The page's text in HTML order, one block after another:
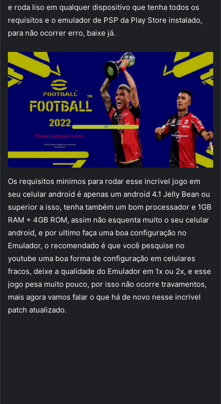
e roda liso em qualquer dispositivo que tenha todos os
requisitos e o emulador de PSP da Play Store instalado,
para não ocorrer erro, baixe já.
Os requisitos minimos para rodar esse incrivel jogo em
seu celular android é apenas um android 4.1 Jelly Bean ou
superior a isso, tenha também um bom processador e 1GB
RAM + 4GB ROM, assim não esquenta muito o seu celular
android, e por ultimo faça uma boa configuração no
Emulador, o recomendado é que você pesquise no
youtube uma boa forma de configuração em celulares
fracos, deixe a qualidade do Emulador em 1x ou 2x, e esse
jogo pesa muito pouco, por isso não ocorre travamentos,
mais agora vamos falar o que há de novo nesse incrivel
patch atualizado.